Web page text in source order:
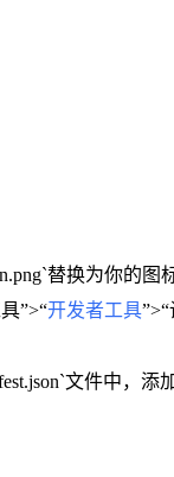
替换为你的图
”>“开发者工具
文件中，添